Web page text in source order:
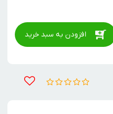
افزودن به سبد خرید